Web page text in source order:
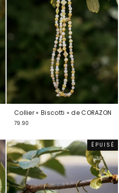
Collier « Biscotti » de CORAZON
79.90
ÉPUISÉ